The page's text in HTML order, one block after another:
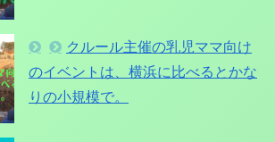
クルール主催の乳児ママ向け
のイベントは、横浜に比べるとかな
りの小規模で。